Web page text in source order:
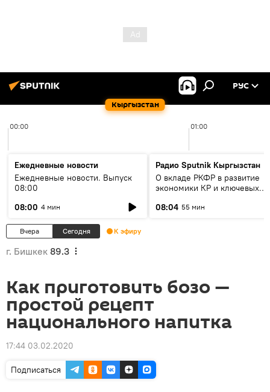
Кыргызстан
РУС
00:00 01:00
Ежедневные новости
Ежедневные новости. Выпуск
08:00
08:00 4 мин
Радио Sputnik Кыргызстан
О вкладе РКФР в развитие
экономики КР и ключевых
08:04 55 мин
Вчера Сегодня К эфиру
г. Бишкек 89.3
Как приготовить бозо —
простой рецепт
национального напитка
17:44 03.02.2020
Подписаться